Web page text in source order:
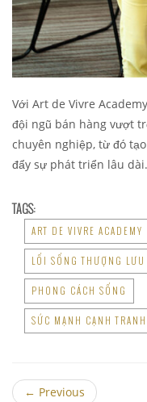
Với Art de Vivre
đội ngũ bán hàng vượt
chuyên nghiệp, từ đó
đẩy sự phát triển lâu dài.
TAGS:
ART DE VIVRE ACADEMY
LỐI SỐNG THƯỢNG LƯU
PHONG CÁCH SỐNG
SỨC MẠNH CẠNH
← Previous